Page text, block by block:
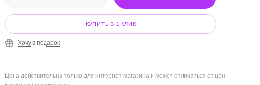
КУПИТЬ В 1 КЛИК
Хочу в подарок
Цена действительна только для интернет-магазина и может отличаться от цен